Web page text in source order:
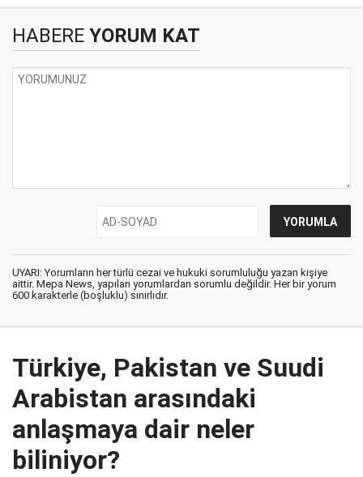
HABERE YORUM KAT
UYARI: Yorumların her türlü cezai ve hukuki sorumluluğu yazan kişiye
aittir. Mepa News, yapılan yorumlardan sorumlu değildir. Her bir yorum
600 karakterle (boşluklu) sınırlıdır.
Türkiye, Pakistan ve Suudi
Arabistan arasındaki
anlaşmaya dair neler
biliniyor?